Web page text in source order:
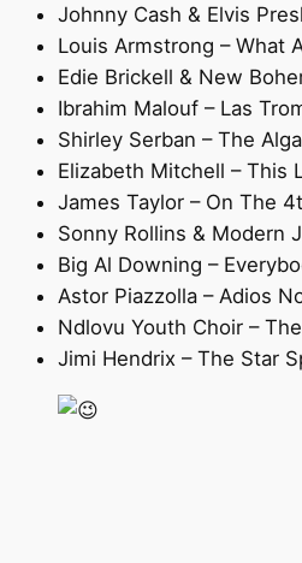
Johnny Cash & Elvis
Louis Armstrong – What
Edie Brickell & New
Ibrahim Malouf – Las
Shirley Serban – The
Elizabeth Mitchell – This
James Taylor – On The
Sonny Rollins & Modern
Big Al Downing –
Astor Piazzolla – Adios
Ndlovu Youth Choir –
Jimi Hendrix – The Star